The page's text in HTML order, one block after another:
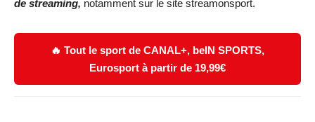
de streaming, notamment sur le site streamonsport.
🔥 Tout le sport de CANAL+, beIN SPORTS,
Eurosport à partir de 19,99€